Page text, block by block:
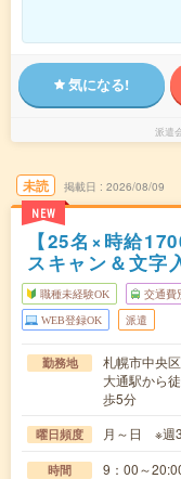
気になる!
派遣
未読
NEW
掲載日 2026/08/09
【25名×時給
スキャン＆文字
職種未経験OK 交通費
WEB登録OK 派遣
勤務地
札幌市中央区
大通駅から
歩5分
曜日頻度 月～日 ※週
時間 9：00～